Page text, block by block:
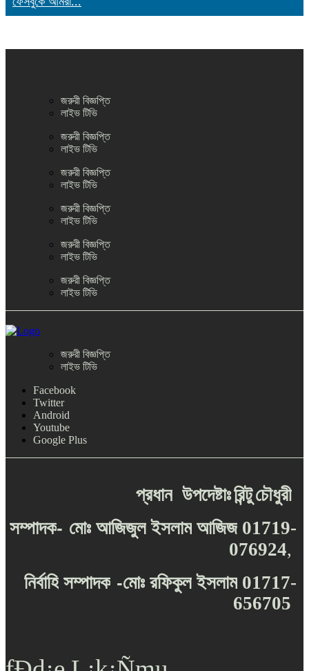
জরুরী বিজ্ঞপ্তি
লাইভ টিভি
জরুরী বিজ্ঞপ্তি
লাইভ টিভি
জরুরী বিজ্ঞপ্তি
লাইভ টিভি
জরুরী বিজ্ঞপ্তি
লাইভ টিভি
জরুরী বিজ্ঞপ্তি
লাইভ টিভি
জরুরী বিজ্ঞপ্তি
লাইভ টিভি
জরুরী বিজ্ঞপ্তি
লাইভ টিভি
Facebook
Twitter
Android
Youtube
Google Plus
প্রধান উপদেষ্টাঃরিন্টুচৌধুরী
সম্পাদক- মোঃ আজিজুল ইসলাম আজিজ 01719-
076924,
নির্বাহি সম্পাদক -মোঃ রফিকুল ইসলাম 01717-
656705